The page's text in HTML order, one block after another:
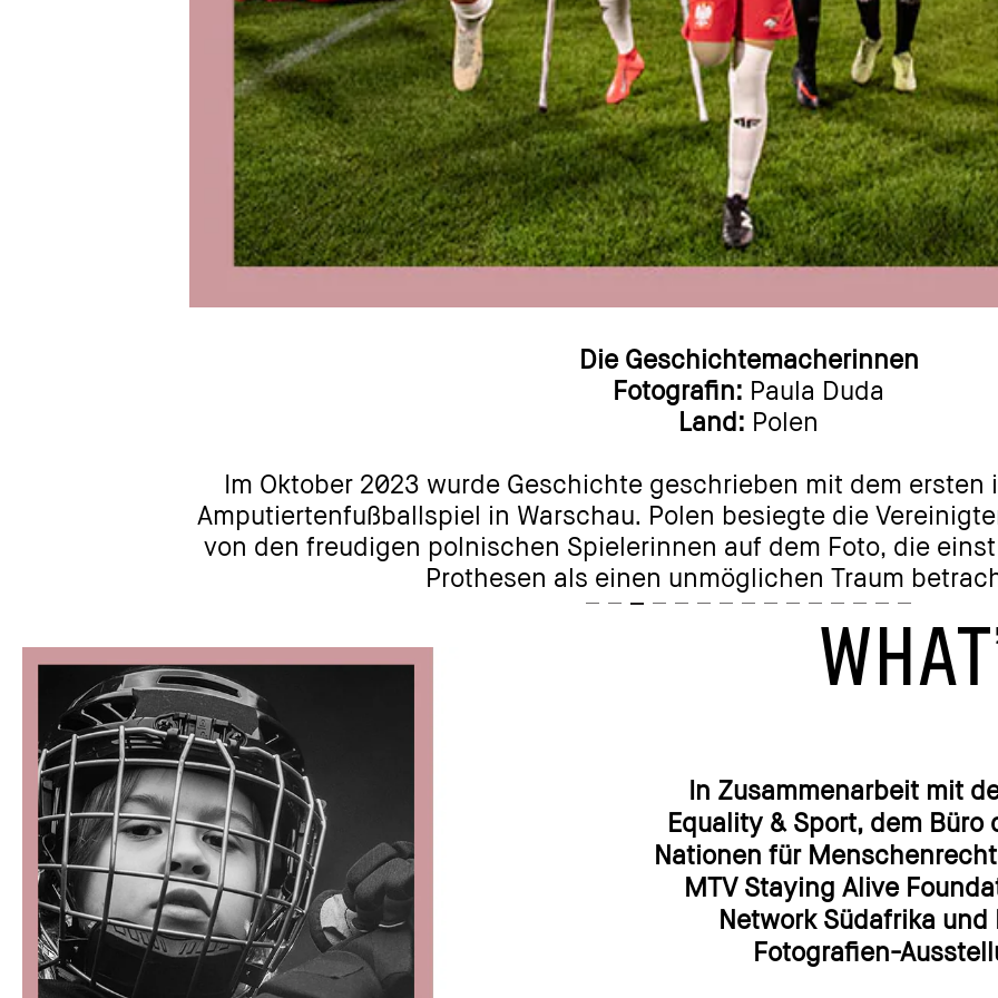
Die Geschichtemacherinnen
Fotografin:Paula Duda
Polen
Im Oktober 2023 wurde Geschichte geschrieben mit dem ersten
Amputiertenfußballspiel in Warschau. Polen besiegte die Vereinigten
von den freudigen polnischen Spielerinnen auf dem Foto, die einst das
Prothesen als einen unmöglichen Traum betrachteten.
In Zusammenarbeit mit
Equality & Sport, dem
Nationen für
MTV Staying Alive
Network Südafrika
Fotografien-